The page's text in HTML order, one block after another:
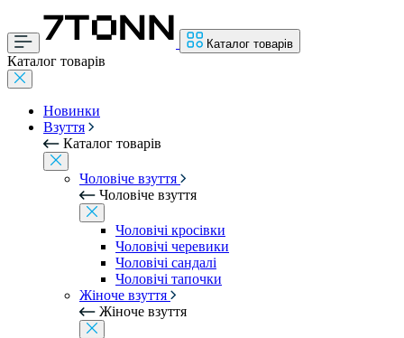
Каталог товарів
Каталог товарів
Новинки
Взуття
Каталог товарів
Чоловіче взуття
Чоловіче взуття
Чоловічі кросівки
Чоловічі черевики
Чоловічі сандалі
Чоловічі тапочки
Жіноче взуття
Жіноче взуття